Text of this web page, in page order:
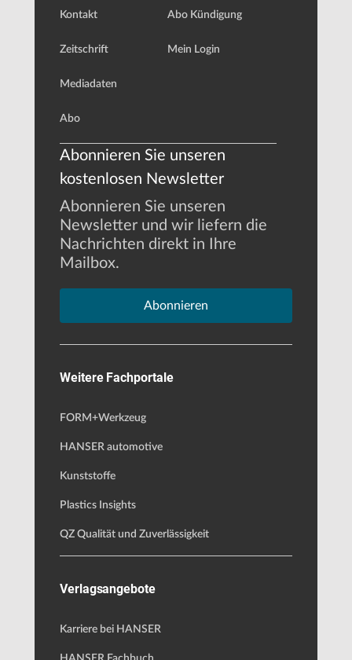
Kontakt
Zeitschrift
Mediadaten
Abo
Abo Kündigung
Mein Login
Abonnieren Sie unseren
kostenlosen Newsletter
Abonnieren Sie unseren
Newsletter und wir liefern die
Nachrichten direkt in Ihre
Mailbox.
Abonnieren
Weitere Fachportale
FORM+Werkzeug
HANSER automotive
Kunststoffe
Plastics Insights
QZ Qualität und Zuverlässigkeit
Verlagsangebote
Karriere bei HANSER